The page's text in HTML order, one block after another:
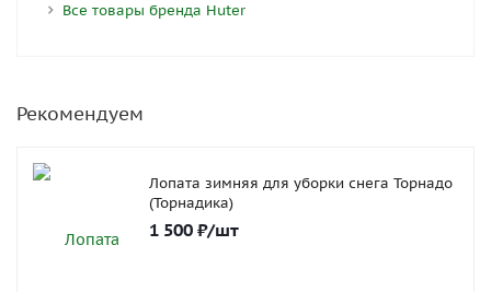
Все товары бренда Huter
Рекомендуем
Лопата зимняя для уборки снега Торнадо
(Торнадика)
1 500 ₽/шт